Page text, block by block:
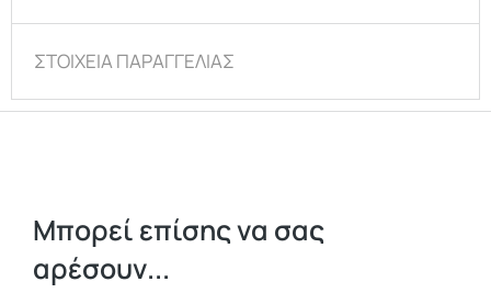
ΣΤΟΙΧΕΙΑ ΠΑΡΑΓΓΕΛΙΑΣ
Μπορεί επίσης να σας
αρέσουν...